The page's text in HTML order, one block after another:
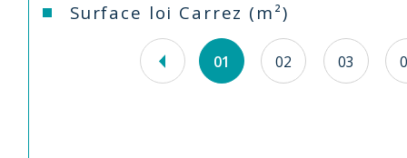
Surface loi Carrez (m²)
01 02 03